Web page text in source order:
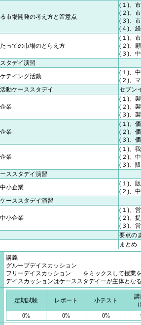
市場開発の考え方と留意点
(１)、
(２)、
(３)、
(４)、
っての市場のとらえ方
(１)、
(２)、
(３)、
タデイ演習
テイング活動
(１)、
(２)、
動ケーススタデイ セブン
業
(１)、
(２)、
(３)、
業
(１)、
(２)、
(３)、
業
(１)、
(２)、
(３)、
ススタデイ演習
小企業
(１)、
(２)、
ーススタデイ演習
小企業
(１)、
(２)、
(３)、
要点の
まとめ
講義
グループデイスカッション
フリーデイスカッション をミックスして授業
デイスカッションはケーススタデイーが主体とな
定期試験 レポート 小テスト
0%
0% 0%